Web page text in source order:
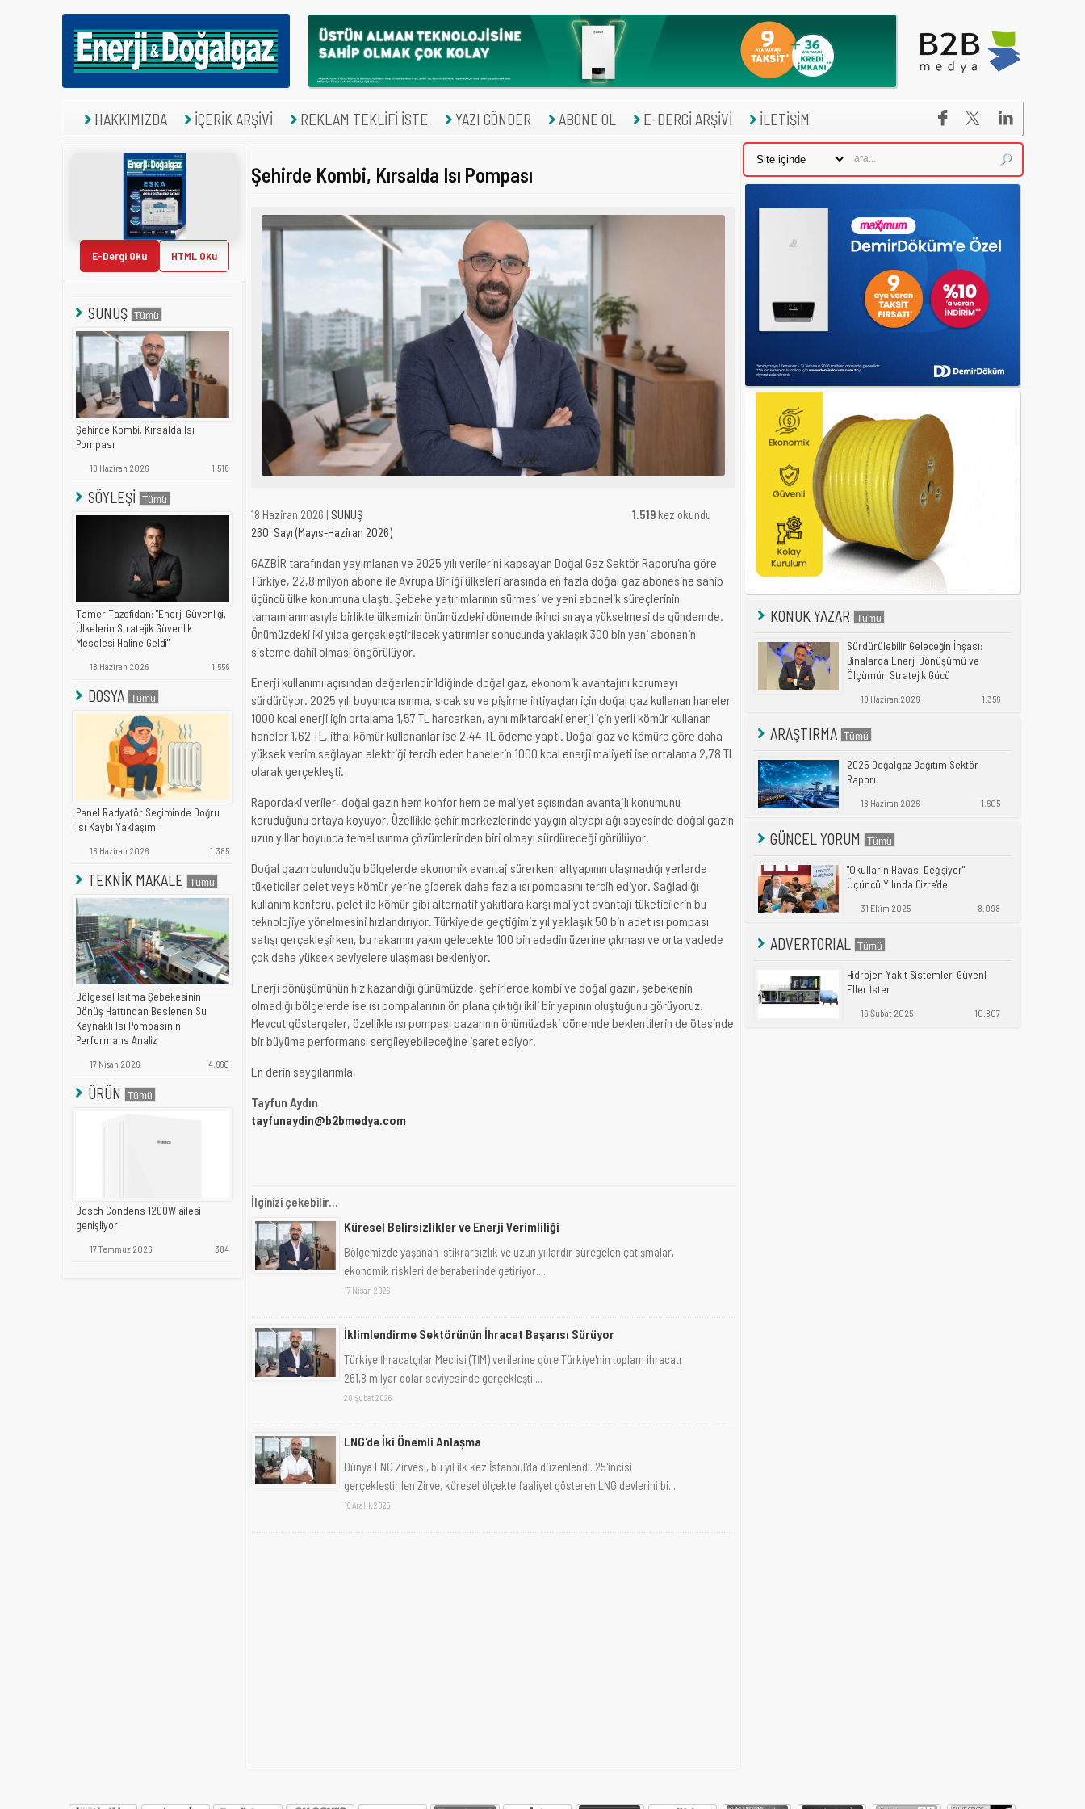
HAKKIMIZDA İÇERİK ARŞİVİ REKLAM TEKLİFİ İSTE YAZI GÖNDER ABONE OL E-DERGİ ARŞİVİ İLETİŞİM 

E-Dergi Oku HTML Oku
SUNUŞ
Şehirde Kombi, Kırsalda Isı
Pompası
18 Haziran 2026 1.518
SÖYLEŞİ
Tamer Tazefidan: "Enerji Güvenliği,
Ülkelerin Stratejik Güvenlik
Meselesi Haline Geldi"
18 Haziran 2026 1.556
DOSYA
Panel Radyatör Seçiminde Doğru
Isı Kaybı Yaklaşımı
18 Haziran 2026 1.385
TEKNİK MAKALE
Bölgesel Isıtma Şebekesinin
Dönüş Hattından Beslenen Su
Kaynaklı Isı Pompasının
Performans Analizi
17 Nisan 2026 4.660
ÜRÜN
Bosch Condens 1200W ailesi
genişliyor
17 Temmuz 2026 384
Şehirde Kombi, Kırsalda Isı Pompası
18 Haziran 2026 | SUNUŞ
260. Sayı (Mayıs-Haziran 2026)
1.519 kez okundu
GAZBİR tarafından yayımlanan ve 2025 yılı verilerini kapsayan Doğal Gaz Sektör Raporu'na göre
Türkiye, 22,8 milyon abone ile Avrupa Birliği ülkeleri arasında en fazla doğal gaz abonesine sahip
üçüncü ülke konumuna ulaştı. Şebeke yatırımlarının sürmesi ve yeni abonelik süreçlerinin
tamamlanmasıyla birlikte ülkemizin önümüzdeki dönemde ikinci sıraya yükselmesi de gündemde.
Önümüzdeki iki yılda gerçekleştirilecek yatırımlar sonucunda yaklaşık 300 bin yeni abonenin
sisteme dahil olması öngörülüyor.
Enerji kullanımı açısından değerlendirildiğinde doğal gaz, ekonomik avantajını korumayı
sürdürüyor. 2025 yılı boyunca ısınma, sıcak su ve pişirme ihtiyaçları için doğal gaz kullanan haneler
1000 kcal enerji için ortalama 1,57 TL harcarken, aynı miktardaki enerji için yerli kömür kullanan
haneler 1,62 TL, ithal kömür kullananlar ise 2,44 TL ödeme yaptı. Doğal gaz ve kömüre göre daha
yüksek verim sağlayan elektriği tercih eden hanelerin 1000 kcal enerji maliyeti ise ortalama 2,78 TL
olarak gerçekleşti.
Rapordaki veriler, doğal gazın hem konfor hem de maliyet açısından avantajlı konumunu
koruduğunu ortaya koyuyor. Özellikle şehir merkezlerinde yaygın altyapı ağı sayesinde doğal gazın
uzun yıllar boyunca temel ısınma çözümlerinden biri olmayı sürdüreceği görülüyor.
Doğal gazın bulunduğu bölgelerde ekonomik avantaj sürerken, altyapının ulaşmadığı yerlerde
tüketiciler pelet veya kömür yerine giderek daha fazla ısı pompasını tercih ediyor. Sağladığı
kullanım konforu, pelet ile kömür gibi alternatif yakıtlara karşı maliyet avantajı tüketicilerin bu
teknolojiye yönelmesini hızlandırıyor. Türkiye'de geçtiğimiz yıl yaklaşık 50 bin adet ısı pompası
satışı gerçekleşirken, bu rakamın yakın gelecekte 100 bin adedin üzerine çıkması ve orta vadede
çok daha yüksek seviyelere ulaşması bekleniyor.
Enerji dönüşümünün hız kazandığı günümüzde, şehirlerde kombi ve doğal gazın, şebekenin
olmadığı bölgelerde ise ısı pompalarının ön plana çıktığı ikili bir yapının oluştuğunu görüyoruz.
Mevcut göstergeler, özellikle ısı pompası pazarının önümüzdeki dönemde beklentilerin de ötesinde
bir büyüme performansı sergileyebileceğine işaret ediyor.
En derin saygılarımla,
Tayfun Aydın
tayfunaydin@b2bmedya.com
İlginizi çekebilir...
Küresel Belirsizlikler ve Enerji Verimliliği
Bölgemizde yaşanan istikrarsızlık ve uzun yıllardır süregelen çatışmalar,
ekonomik riskleri de beraberinde getiriyor....
17 Nisan 2026
İklimlendirme Sektörünün İhracat Başarısı Sürüyor
Türkiye İhracatçılar Meclisi (TİM) verilerine göre Türkiye'nin toplam ihracatı
261,8 milyar dolar seviyesinde gerçekleşti....
20 Şubat 2026
LNG'de İki Önemli Anlaşma
Dünya LNG Zirvesi, bu yıl ilk kez İstanbul'da düzenlendi. 25'incisi
gerçekleştirilen Zirve, küresel ölçekte faaliyet gösteren LNG devlerini bi...
16 Aralık 2025
KONUK YAZAR
Sürdürülebilir Geleceğin İnşası:
Binalarda Enerji Dönüşümü ve
Ölçümün Stratejik Gücü
18 Haziran 2026 1.356
ARAŞTIRMA
2025 Doğalgaz Dağıtım Sektör
Raporu
18 Haziran 2026 1.605
GÜNCEL YORUM
"Okulların Havası Değişiyor"
Üçüncü Yılında Cizre'de
31 Ekim 2025 8.098
ADVERTORIAL
Hidrojen Yakıt Sistemleri Güvenli
Eller İster
19 Şubat 2025 10.807